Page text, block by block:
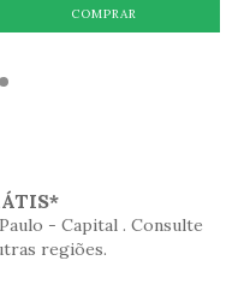
- Capital . Consulte
regiões.